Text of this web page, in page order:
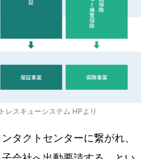
レスキューシステム HPより
タクトセンターに繋がれ、